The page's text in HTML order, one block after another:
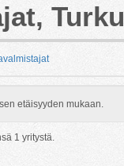
Turku
etäisyyden mukaan.
1 yritystä.